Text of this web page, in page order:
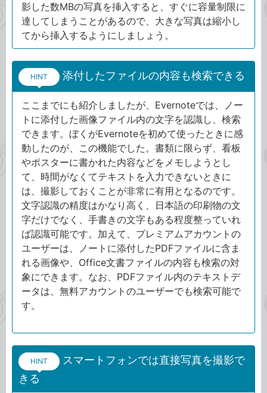
影した数MBの写真を挿入すると、すぐに容量制限に
達してしまうことがあるので、大きな写真は縮小し
てから挿入するようにしましょう。
HINT 添付したファイルの内容も検索できる
ここまでにも紹介しましたが、Evernoteでは、ノー
トに添付した画像ファイル内の文字を認識し、検索
できます。ぼくがEvernoteを初めて使ったときに感
動したのが、この機能でした。書類に限らず、看板
やポスターに書かれた内容などをメモしようとし
て、時間がなくてテキストを入力できないときに
は、撮影しておくことが非常に有用となるのです。
文字認識の精度はかなり高く、日本語の印刷物の文
字だけでなく、手書きの文字もある程度整っていれ
ば認識可能です。加えて、プレミアムアカウントの
ユーザーは、ノートに添付したPDFファイルに含ま
れる画像や、Office文書ファイルの内容も検索の対
象にできます。なお、PDFファイル内のテキストデ
ータは、無料アカウントのユーザーでも検索可能で
す。
HINT
スマートフォンでは直接写真を撮影で
きる